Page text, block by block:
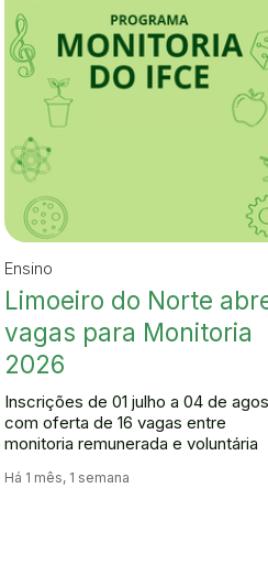
Ensino
Limoeiro do Norte
vagas para Monitoria
2026
Inscrições de 01 julho a 04 de
com oferta de 16 vagas entre
monitoria remunerada e voluntária
Há 1 mês, 1 semana